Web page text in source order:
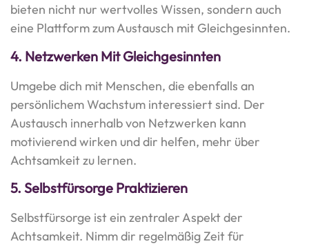
bieten nicht nur wertvolles Wissen, sondern auch
eine Plattform zum Austausch mit Gleichgesinnten.
4. Netzwerken Mit Gleichgesinnten
Umgebe dich mit Menschen, die ebenfalls an
persönlichem Wachstum interessiert sind. Der
Austausch innerhalb von Netzwerken kann
motivierend wirken und dir helfen, mehr über
Achtsamkeit zu lernen.
5. Selbstfürsorge Praktizieren
Selbstfürsorge ist ein zentraler Aspekt der
Achtsamkeit. Nimm dir regelmäßig Zeit für